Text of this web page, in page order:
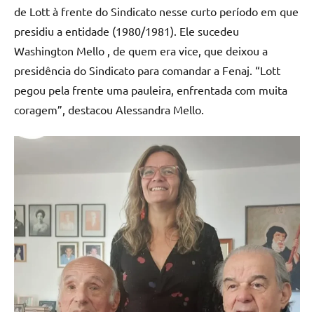
de Lott à frente do Sindicato nesse curto período em que
presidiu a entidade (1980/1981). Ele sucedeu
Washington Mello , de quem era vice, que deixou a
presidência do Sindicato para comandar a Fenaj. “Lott
pegou pela frente uma pauleira, enfrentada com muita
coragem”, destacou Alessandra Mello.